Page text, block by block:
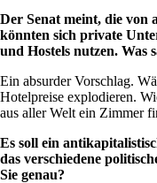
Der Senat meint, die von
könnten sich private
und Hostels nutzen. Was
Ein absurder Vorschlag.
Hotelpreise explodieren.
aus aller Welt ein Zimmer
Es soll ein
das verschiedene
Sie genau?